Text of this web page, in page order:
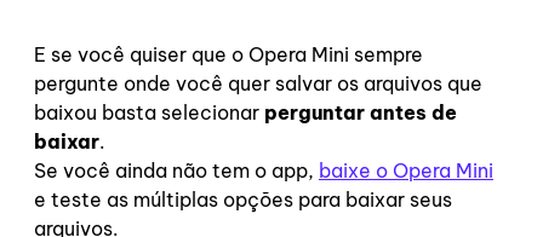
E se você quiser que o Opera Mini sempre
pergunte onde você quer salvar os arquivos que
baixou basta selecionar perguntar antes de
baixar.
Se você ainda não tem o app, baixe o Opera Mini
e teste as múltiplas opções para baixar seus
arquivos.